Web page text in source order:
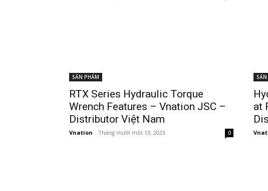
SẢN PHẨM
RTX Series Hydraulic Torque
Wrench Features – Vnation JSC –
Distributor Việt Nam
Vnation - Tháng mười một 13, 2023 0
at